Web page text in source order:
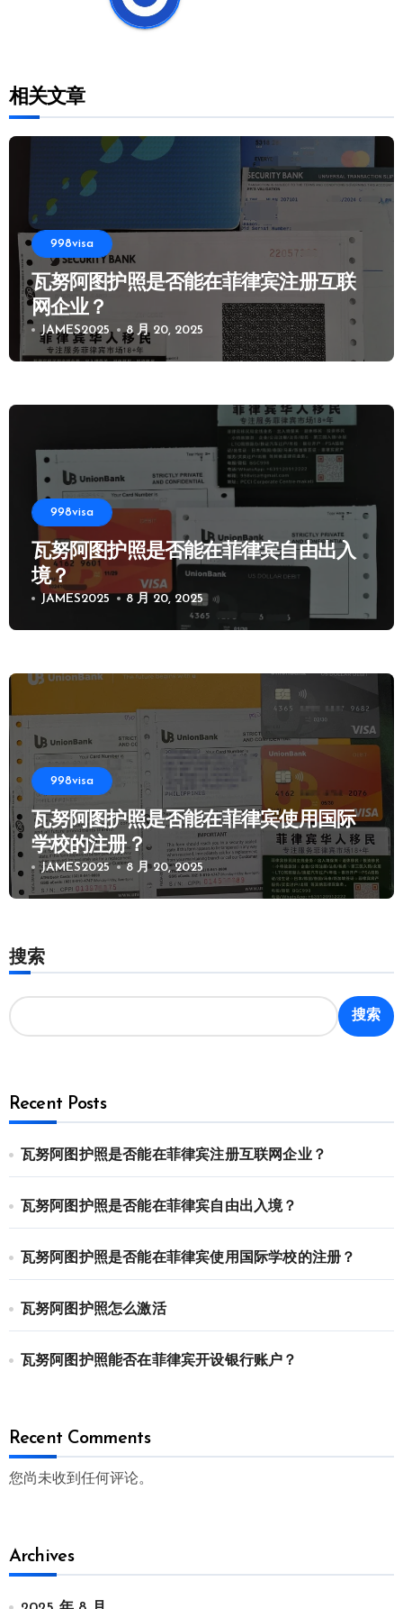
相关文章
998visa
瓦努阿图护照是否能在菲律宾注册互联
网企业？
JAMES2025 8 月 20, 2025
998visa
瓦努阿图护照是否能在菲律宾自由出入
境？
JAMES2025 8 月 20, 2025
998visa
瓦努阿图护照是否能在菲律宾使用国际
学校的注册？
JAMES2025 8 月 20, 2025
搜索
搜索
Recent Posts
瓦努阿图护照是否能在菲律宾注册互联网企业？
瓦努阿图护照是否能在菲律宾自由出入境？
瓦努阿图护照是否能在菲律宾使用国际学校的注册？
瓦努阿图护照怎么激活
瓦努阿图护照能否在菲律宾开设银行账户？
Recent Comments
您尚未收到任何评论。
Archives